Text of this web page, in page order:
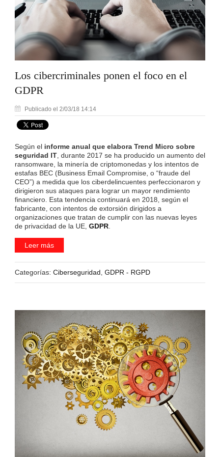
Los cibercriminales ponen el foco en el
GDPR
Publicado el 2/03/18 14:14
Según el informe anual que elabora Trend Micro sobre
seguridad IT, durante 2017 se ha producido un aumento del
ransomware, la minería de criptomonedas y los intentos de
estafas BEC (Business Email Compromise, o “fraude del
CEO”) a medida que los ciberdelincuentes perfeccionaron y
dirigieron sus ataques para lograr un mayor rendimiento
financiero. Esta tendencia continuará en 2018, según el
fabricante, con intentos de extorsión dirigidos a
organizaciones que tratan de cumplir con las nuevas leyes
de privacidad de la UE, GDPR.
Leer más
Categorías: Ciberseguridad, GDPR - RGPD